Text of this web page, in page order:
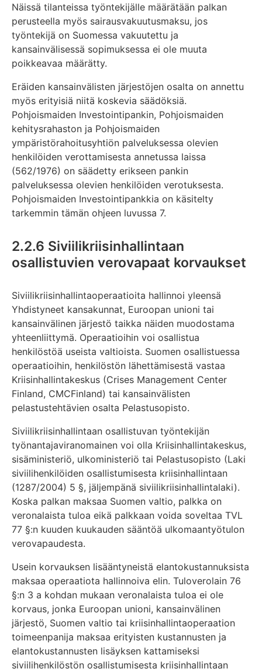
Näissä tilanteissa työntekijälle määrätään palkan
perusteella myös sairausvakuutusmaksu, jos
työntekijä on Suomessa vakuutettu ja
kansainvälisessä sopimuksessa ei ole muuta
poikkeavaa määrätty.
Eräiden kansainvälisten järjestöjen osalta on annettu
myös erityisiä niitä koskevia säädöksiä.
Pohjoismaiden Investointipankin, Pohjoismaiden
kehitysrahaston ja Pohjoismaiden
ympäristörahoitusyhtiön palveluksessa olevien
henkilöiden verottamisesta annetussa laissa
(562/1976) on säädetty erikseen pankin
palveluksessa olevien henkilöiden verotuksesta.
Pohjoismaiden Investointipankkia on käsitelty
tarkemmin tämän ohjeen luvussa 7.
2.2.6 Siviilikriisinhallintaan
osallistuvien verovapaat korvaukset
Siviilikriisinhallintaoperaatioita hallinnoi yleensä
Yhdistyneet kansakunnat, Euroopan unioni tai
kansainvälinen järjestö taikka näiden muodostama
yhteenliittymä. Operaatioihin voi osallistua
henkilöstöä useista valtioista. Suomen osallistuessa
operaatioihin, henkilöstön lähettämisestä vastaa
Kriisinhallintakeskus (Crises Management Center
Finland, CMCFinland) tai kansainvälisten
pelastustehtävien osalta Pelastusopisto.
Siviilikriisinhallintaan osallistuvan työntekijän
työnantajaviranomainen voi olla Kriisinhallintakeskus,
sisäministeriö, ulkoministeriö tai Pelastusopisto (Laki
siviilihenkilöiden osallistumisesta kriisinhallintaan
(1287/2004) 5 §, jäljempänä siviilikriisinhallintalaki).
Koska palkan maksaa Suomen valtio, palkka on
veronalaista tuloa eikä palkkaan voida soveltaa TVL
77 §:n kuuden kuukauden sääntöä ulkomaantyötulon
verovapaudesta.
Usein korvauksen lisääntyneistä elantokustannuksista
maksaa operaatiota hallinnoiva elin. Tuloverolain 76
§:n 3 a kohdan mukaan veronalaista tuloa ei ole
korvaus, jonka Euroopan unioni, kansainvälinen
järjestö, Suomen valtio tai kriisinhallintaoperaation
toimeenpanija maksaa erityisten kustannusten ja
elantokustannusten lisäyksen kattamiseksi
siviilihenkilöstön osallistumisesta kriisinhallintaan